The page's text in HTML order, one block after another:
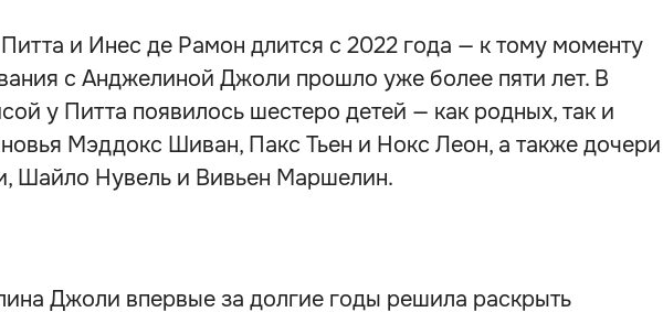
и Инес де Рамон длится с 2022 года — к тому моменту
с Анджелиной Джоли прошло уже более пяти лет. В
у Питта появилось шестеро детей — как родных, так и
Мэддокс Шиван, Пакс Тьен и Нокс Леон, а также дочери
Шайло Нувель и Вивьен Маршелин.
Джоли впервые за долгие годы решила раскрыть